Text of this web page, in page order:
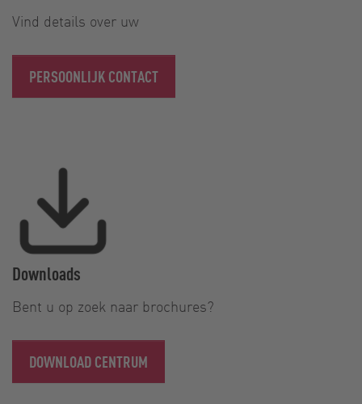
Vind details over uw
PERSOONLIJK CONTACT
Downloads
Bent u op zoek naar brochures?
DOWNLOAD CENTRUM